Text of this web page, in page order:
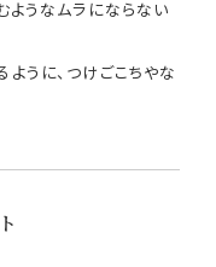
ようなムラにならない
うに、つけごこちやな